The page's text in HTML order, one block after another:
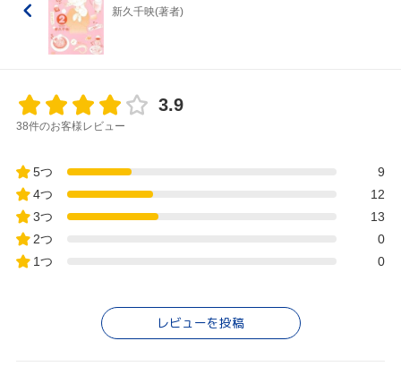
新久千映(著者)
3.9
38件のお客様レビュー
5つ
9
4つ
12
3つ
13
2つ
0
1つ
0
レビューを投稿